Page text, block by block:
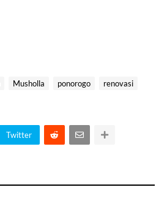
Musholla ponorogo
renovasi
Twitter